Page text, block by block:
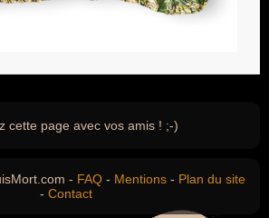
cette page avec vos amis ! ;-)
- FAQ - Mentions - Plan du site
- Contact